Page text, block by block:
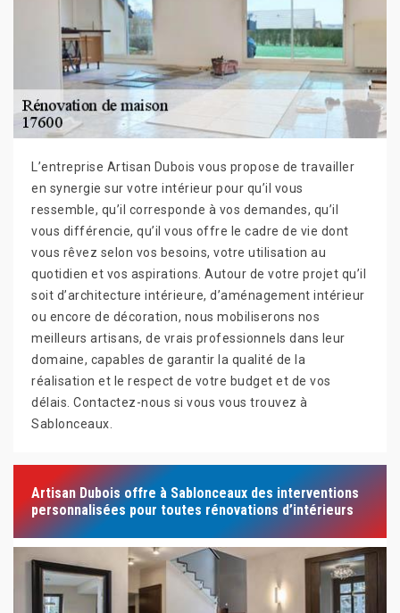
L’entreprise Artisan Dubois vous propose de travailler
en synergie sur votre intérieur pour qu’il vous
ressemble, qu’il corresponde à vos demandes, qu’il
vous différencie, qu’il vous offre le cadre de vie dont
vous rêvez selon vos besoins, votre utilisation au
quotidien et vos aspirations. Autour de votre projet qu’il
soit d’architecture intérieure, d’aménagement intérieur
ou encore de décoration, nous mobiliserons nos
meilleurs artisans, de vrais professionnels dans leur
domaine, capables de garantir la qualité de la
réalisation et le respect de votre budget et de vos
délais. Contactez-nous si vous vous trouvez à
Sablonceaux.
Artisan Dubois offre à Sablonceaux des interventions
personnalisées pour toutes rénovations d’intérieurs